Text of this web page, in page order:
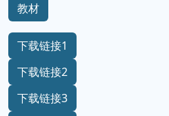
教材
下载链接1
下载链接2
下载链接3